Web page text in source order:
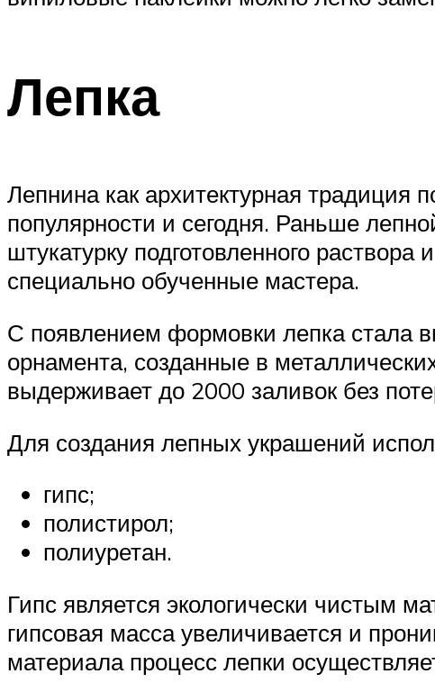
Лепка
Лепнина как архитектурная традиция
популярности и сегодня. Раньше
штукатурку подготовленного
специально обученные мастера.
С появлением формовки лепка стала
орнамента, созданные в
выдерживает до 2000 заливок без
Для создания лепных украшений
гипс;
полистирол;
полиуретан.
Гипс является экологически чистым
гипсовая масса увеличивается и
материала процесс лепки